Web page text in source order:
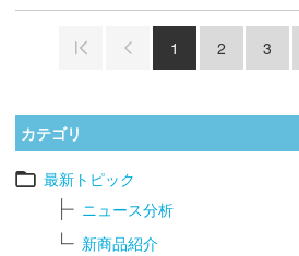
1 2 3
カテゴリ
最新トピック
ニュース分析
新商品紹介